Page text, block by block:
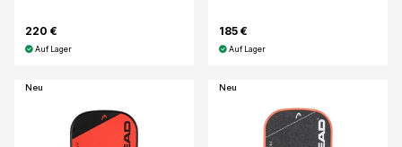
220 €
Auf Lager
185 €
Auf Lager
Neu Neu